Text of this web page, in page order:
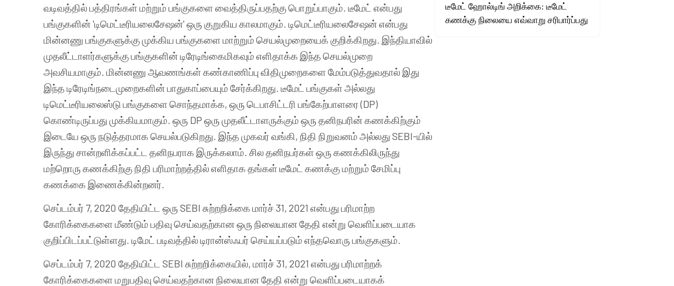
வடிவத்தில் பத்திரங்கள் மற்றும் பங்குகளை வைத்திருப்பதற்கு பொறுப்பாகும். டீமேட் என்பது
பங்குகளின் 'டிமெட்டீரியலைசேஷன்' ஒரு குறுகிய காலமாகும். டிமெட்டீரியலைசேஷன் என்பது
மின்னணு பங்குகளுக்கு முக்கிய பங்குகளை மாற்றும் செயல்முறையைக் குறிக்கிறது. இந்தியாவில்
முதலீட்டாளர்களுக்கு பங்குகளின் டிரேடிங்கைமிகவும் எளிதாக்க இந்த செயல்முறை
அவசியமாகும். மின்னணு ஆவணங்கள் கண்காணிப்பு விதிமுறைகளை மேம்படுத்துவதால் இது
இந்த டிரேடிங்நடைமுறைகளின் பாதுகாப்பையும் சேர்க்கிறது. டீமேட் பங்குகள் அல்லது
டிமெட்டீரியலைஸ்டு பங்குகளை சொந்தமாக்க, ஒரு டெபாசிட்டரி பங்கேற்பாளரை (DP)
கொண்டிருப்பது முக்கியமாகும். ஒரு DP ஒரு முதலீட்டாளருக்கும் ஒரு தனிநபரின் கணக்கிற்கும்
இடையே ஒரு நடுத்தரமாக செயல்படுகிறது. இந்த முகவர் வங்கி, நிதி நிறுவனம் அல்லது SEBI-யில்
இருந்து சான்றளிக்கப்பட்ட தனிநபராக இருக்கலாம். சில தனிநபர்கள் ஒரு கணக்கிலிருந்து
மற்றொரு கணக்கிற்கு நிதி பரிமாற்றத்தில் எளிதாக தங்கள் டீமேட் கணக்கு மற்றும் சேமிப்பு
கணக்கை இணைக்கின்றனர்.
செப்டம்பர் 7, 2020 தேதியிட்ட ஒரு SEBI சுற்றறிக்கை மார்ச் 31, 2021 என்பது பரிமாற்ற
கோரிக்கைகளை மீண்டும் பதிவு செய்வதற்கான ஒரு நிலையான தேதி என்று வெளிப்படையாக
குறிப்பிடப்பட்டுள்ளது. டிமேட் படிவத்தில் டிரான்ஸ்ஃபர் செய்யப்படும் எந்தவொரு பங்குகளும்.
செப்டம்பர் 7, 2020 தேதியிட்ட SEBI சுற்றறிக்கையில், மார்ச் 31, 2021 என்பது பரிமாற்றக்
கோரிக்கைகளை மறுபதிவு செய்வதற்கான நிலையான தேதி என்று வெளிப்படையாகக்
டீமேட் ஹோல்டிங் அறிக்கை: டீமேட்
கணக்கு நிலையை எவ்வாறு சரிபார்ப்பது